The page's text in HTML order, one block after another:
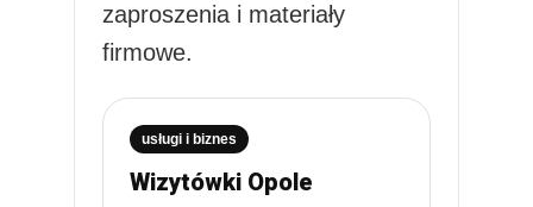
zaproszenia i materiały
firmowe.
usługi i biznes
Wizytówki Opole